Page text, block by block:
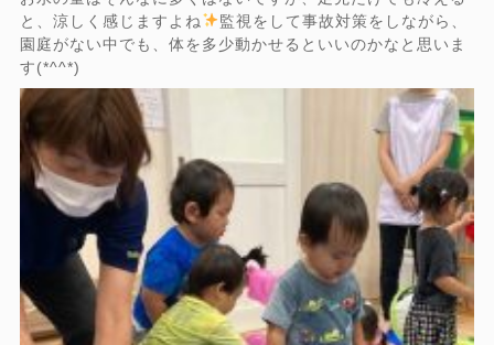
と、涼しく感じますよね
監視をして事故対策をしながら、
園庭がない中でも、体を多少動かせるといいのかなと思いま
す(*^^*)